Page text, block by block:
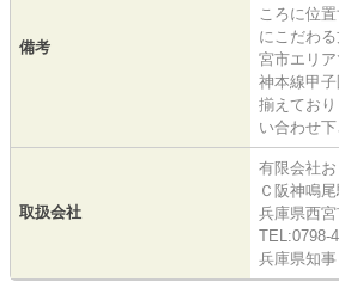
備考
ころに位
にこだわ
宮市エリ
神本線甲
揃えてお
い合わせ下
取扱会社
有限会社
Ｃ阪神鳴
兵庫県西
TEL:0798-
兵庫県知